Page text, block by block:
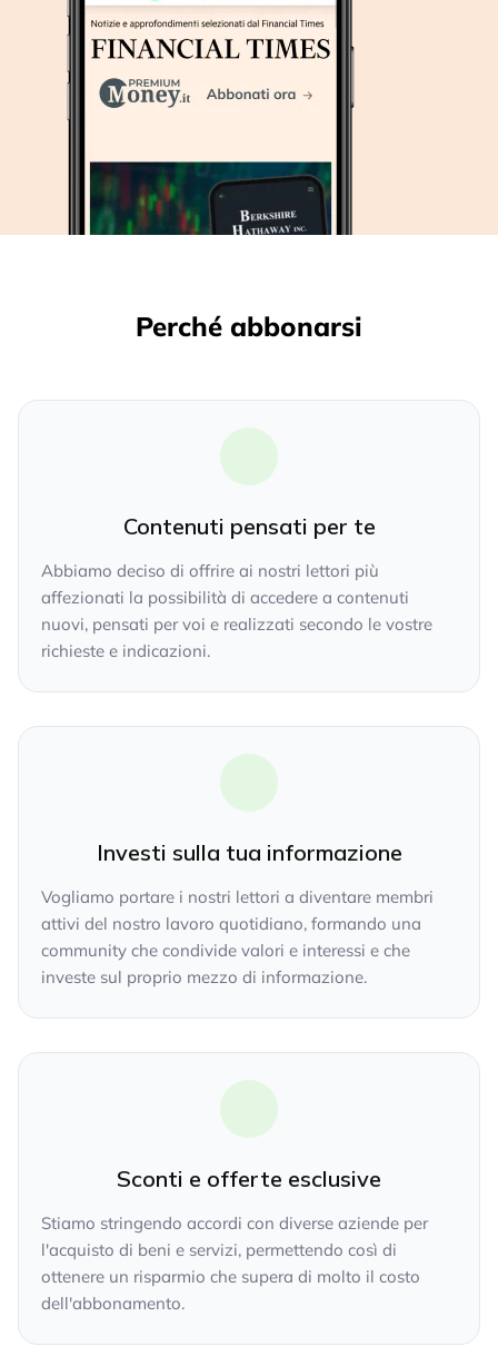
Perché abbonarsi
Contenuti pensati per te
Abbiamo deciso di offrire ai nostri lettori più
affezionati la possibilità di accedere a contenuti
nuovi, pensati per voi e realizzati secondo le vostre
richieste e indicazioni.
Investi sulla tua informazione
Vogliamo portare i nostri lettori a diventare membri
attivi del nostro lavoro quotidiano, formando una
community che condivide valori e interessi e che
investe sul proprio mezzo di informazione.
Sconti e offerte esclusive
Stiamo stringendo accordi con diverse aziende per
l'acquisto di beni e servizi, permettendo così di
ottenere un risparmio che supera di molto il costo
dell'abbonamento.